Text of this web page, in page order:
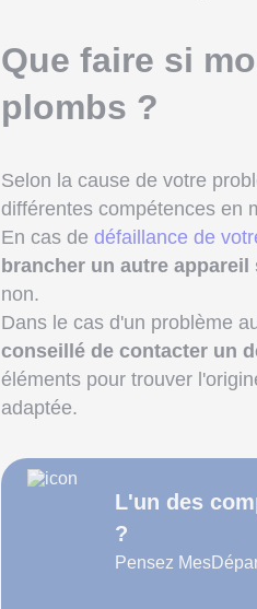
Que faire si
plombs ?
Selon la cause de votre
différentes compétences en
En cas de défaillance de
brancher un autre appareil
non.
Dans le cas d'un problème
conseillé de contacter un
éléments pour trouver
adaptée.
L'un des
?
Pensez